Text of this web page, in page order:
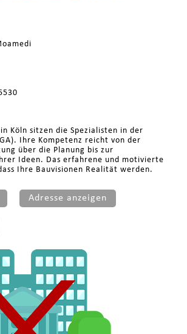
Köln sitzen die Spezialisten in der
Ihre Kompetenz reicht von der
über die Planung bis zur
Ideen. Das erfahrene und motivierte
Ihre Bauvisionen Realität werden.
Adresse anzeigen